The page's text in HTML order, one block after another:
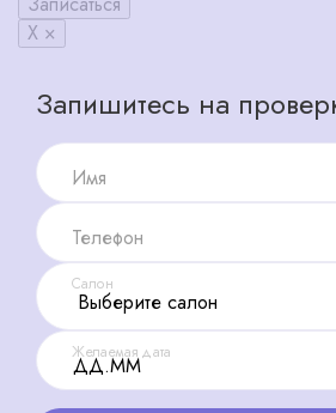
X ×
Запишитесь на
Имя
Телефон
Салон
Желаемая дата